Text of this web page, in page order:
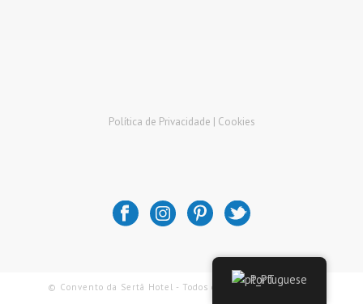
Política de Privacidade | Cookies
© Convento da Sertã Hotel - Todos os Direitos Reservados
Portuguese